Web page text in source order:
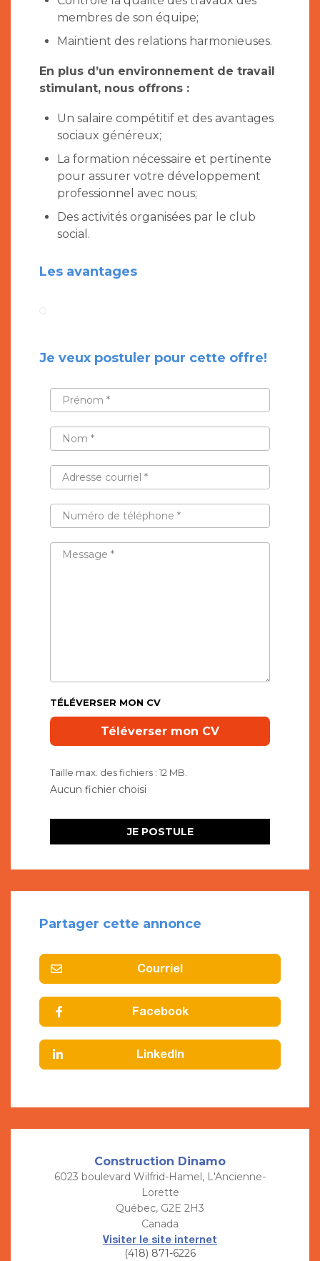
membres de son équipe;
Maintient des relations harmonieuses.
En plus d’un environnement de travail
stimulant, nous offrons :
Un salaire compétitif et des avantages
sociaux généreux;
La formation nécessaire et pertinente
pour assurer votre développement
professionnel avec nous;
Des activités organisées par le club
social.
Les avantages
Je veux postuler pour cette offre!
PRÉNOM
NOM
ADRESSE
COURRIEL
*
NUMÉRO
TÉLÉPHONE
*MESSAGE
TÉLÉVERSER MON CV
Taille max. des fichiers : 12 MB.
Partager cette annonce
Courriel
Facebook
LinkedIn
Construction Dinamo
6023 boulevard Wilfrid-Hamel, L'Ancienne-
Lorette
Québec, G2E 2H3
Canada
Visiter le site internet
(418) 871-6226